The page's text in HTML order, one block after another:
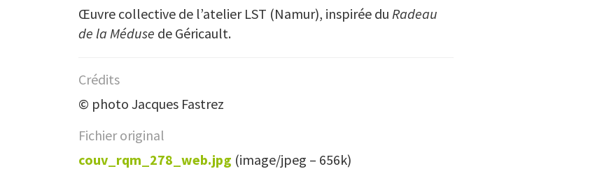
Œuvre collective de l’atelier LST (Namur), inspirée duRadeau
de la Méduse de Géricault.
Crédits
© photo Jacques Fastrez
Fichier original
couv_rqm_278_web.jpg (image/jpeg – 656k)